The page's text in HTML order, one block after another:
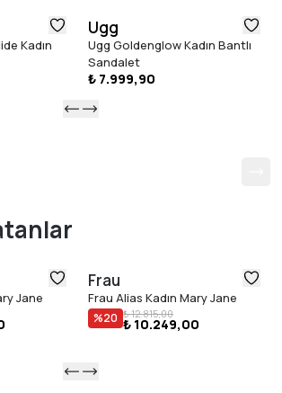
Kadın
Ugg
Ugg Goldenglow Kadın Bantlı
Sandalet
₺ 7.999,90
Jane
Frau
Frau Alias Kadın Mary Jane
%20 ₺ 12.815,00
₺ 10.249,00